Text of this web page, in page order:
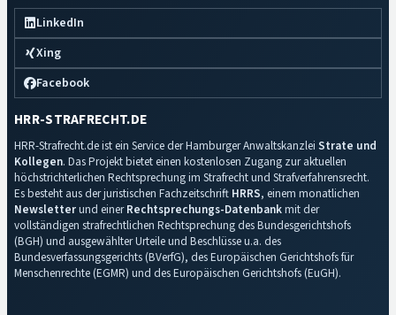
LinkedIn
Xing
Facebook
HRR-STRAFRECHT.DE
HRR-Strafrecht.de ist ein Service der Hamburger Anwaltskanzlei Strate und
Kollegen. Das Projekt bietet einen kostenlosen Zugang zur aktuellen
höchstrichterlichen Rechtsprechung im Strafrecht und Strafverfahrensrecht.
Es besteht aus der juristischen Fachzeitschrift HRRS, einem monatlichen
Newsletterund einerRechtsprechungs-Datenbankmit der
vollständigen strafrechtlichen Rechtsprechung des Bundesgerichtshofs
(BGH) und ausgewählter Urteile und Beschlüsse u.a. des
Bundesverfassungsgerichts (BVerfG), des Europäischen Gerichtshofs für
Menschenrechte (EGMR) und des Europäischen Gerichtshofs (EuGH).